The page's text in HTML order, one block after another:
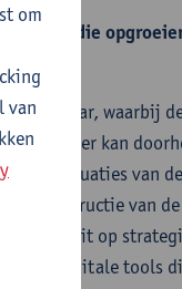
die
van 1 jaar, waarbij
De drager kan
van
constructie van
druk uit op
van digitale tools
om
van